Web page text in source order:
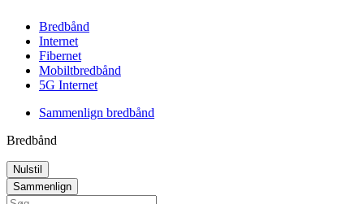
Bredbånd
Internet
Fibernet
Mobiltbredbånd
5G Internet
Sammenlign bredbånd
Bredbånd
Nulstil
Sammenlign